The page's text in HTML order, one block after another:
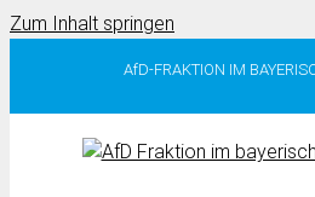
Zum Inhalt springen
AfD-FRAKTION IM